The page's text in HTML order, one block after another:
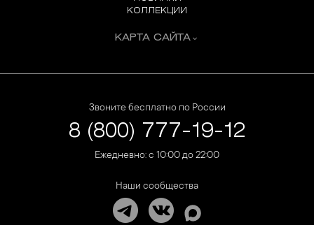
КОЛЛЕКЦИИ
КАРТА САЙТА
Звоните бесплатно по России
8 (800) 777-19-12
Ежедневно: с 10:00 до 22:00
Наши сообщества